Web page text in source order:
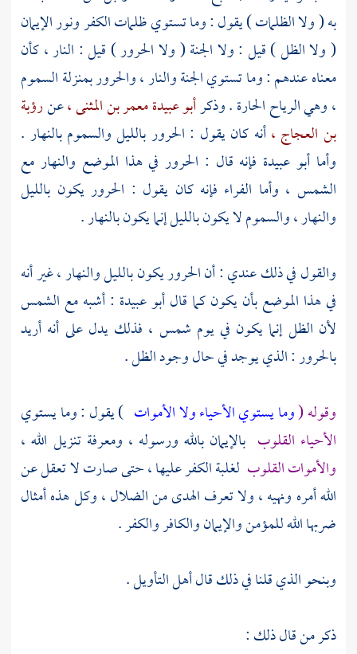
به ( ولا الظلمات ) يقول : وما تستوي ظلمات الكفر ونور الإيمان
( ولا الظل ) قيل : ولا الجنة ( ولا الحرور ) قيل : النار ، كأن
معناه عندهم : وما تستوي الجنة والنار ، والحرور بمنزلة السموم
، وهي الرياح الحارة . وذكرأبو عبيدة معمر بن المثنى ،عنرؤبة
بن العجاج ،أنه كان يقول : الحرور بالليل والسموم بالنهار .
وأماأبو عبيدة فإنه قال : الحرور في هذا الموضع والنهار مع
الشمس ، وأما الفراء فإنه كان يقول : الحرور يكون بالليل
والنهار ، والسموم لا يكون بالليل إنما يكون بالنهار .
والقول في ذلك عندي : أن الحرور يكون بالليل والنهار ، غير أنه
في هذا الموضع بأن يكون كما قالأبو عبيدة : أشبه مع الشمس
لأن الظل إنما يكون في يوم شمس ، فذلك يدل على أنه أريد
بالحرور : الذي يوجد في حال وجود الظل .
وقوله (وما يستوي الأحياء ولا الأموات ) يقول : وما يستوي
الأحياء القلوب بالإيمان بالله ورسوله ، ومعرفة تنزيل الله ،
والأموات القلوب لغلبة الكفر عليها ، حتى صارت لا تعقل عن
الله أمره ونهيه ، ولا تعرف الهدى من الضلال ، وكل هذه أمثال
ضربها الله للمؤمن والإيمان والكافر والكفر .
وبنحو الذي قلنا في ذلك قال أهل التأويل .
ذكر من قال ذلك :